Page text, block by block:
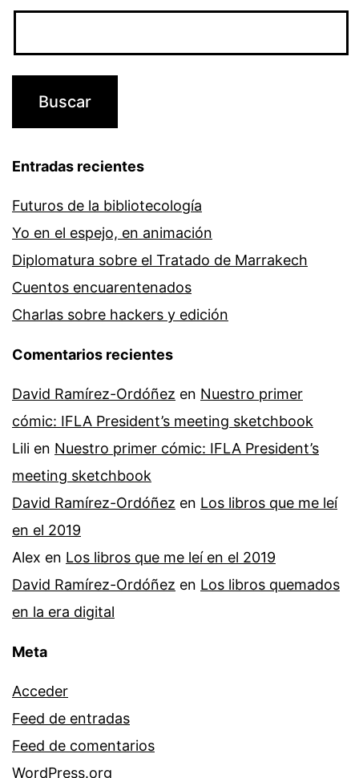
Entradas recientes
Futuros de la bibliotecología
Yo en el espejo, en animación
Diplomatura sobre el Tratado de Marrakech
Cuentos encuarentenados
Charlas sobre hackers y edición
Comentarios recientes
David Ramírez-Ordóñez en Nuestro primer
cómic: IFLA President’s meeting sketchbook
Lili en Nuestro primer cómic: IFLA President’s
meeting sketchbook
David Ramírez-Ordóñez en Los libros que me leí
en el 2019
Alex en Los libros que me leí en el 2019
David Ramírez-Ordóñez en Los libros quemados
en la era digital
Meta
Acceder
Feed de entradas
Feed de comentarios
WordPress.org